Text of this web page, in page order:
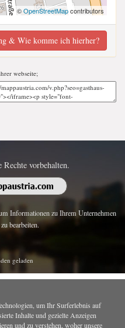
©OpenStreetMapcontributors
& Wie komme ich hierher?
webseite;
vorbehalten.
Informationen zu Ihrem Unternehmen
bearbeiten.
geladen
um Ihr Surferlebnis auf
Inhalte und gezielte Anzeigen
und zu verstehen, woher unsere